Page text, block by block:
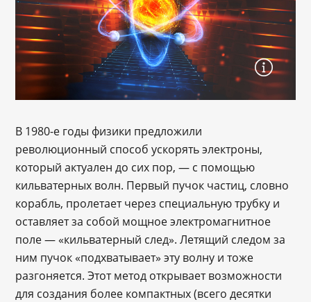
В 1980-е годы физики предложили
революционный способ ускорять электроны,
который актуален до сих пор, — с помощью
кильватерных волн. Первый пучок частиц, словно
корабль, пролетает через специальную трубку и
оставляет за собой мощное электромагнитное
поле — «кильватерный след». Летящий следом за
ним пучок «подхватывает» эту волну и тоже
разгоняется. Этот метод открывает возможности
для создания более компактных (всего десятки